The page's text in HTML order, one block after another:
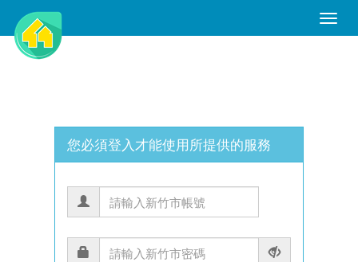
Toggle
您必須登入才能使用所提供的服務